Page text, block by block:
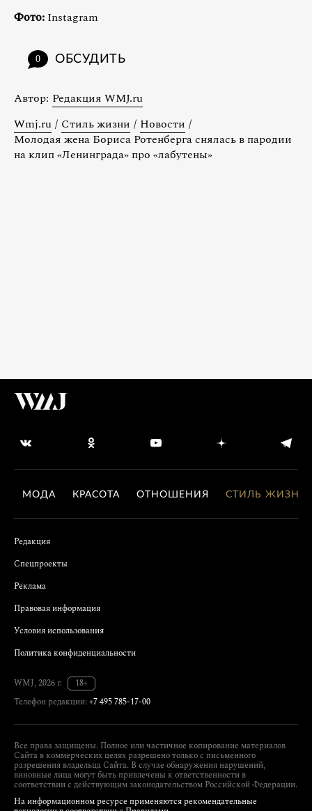
Фото: Instagram
0 ОБСУДИТЬ
Автор: Редакция WMJ.ru
Wmj.ru / Стиль жизни / Новости /
Молодая жена Бориса Ротенберга снялась в пародии
на клип «Ленинграда» про «лабутены»
МОДА КРАСОТА ОТНОШЕНИЯ СТИЛЬ ЖИЗНИ
Редакция
Спецпроекты
Реклама
Правовая информация
Условия использования
Политика конфиденциальности
WMJ, 2026 г.
18+
Телефон редакции: +7 495 785-17-00
Все права защищены. Полное или частичное копирование материалов
Сайта в коммерческих целях разрешено только с письменного
разрешения владельца Сайта. В случае обнаружения нарушений,
виновные лица могут быть привлечены к ответственности в
соответствии с действующим законодательством Российской Федерации.
На информационном ресурсе применяются рекомендательные